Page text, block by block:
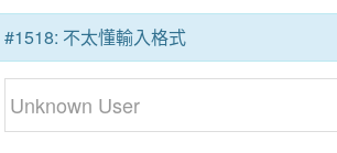
#1518: 不太懂輸入格式
Unknown User